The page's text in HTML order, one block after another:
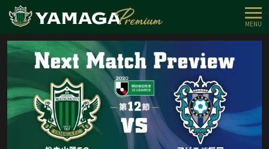
MENU